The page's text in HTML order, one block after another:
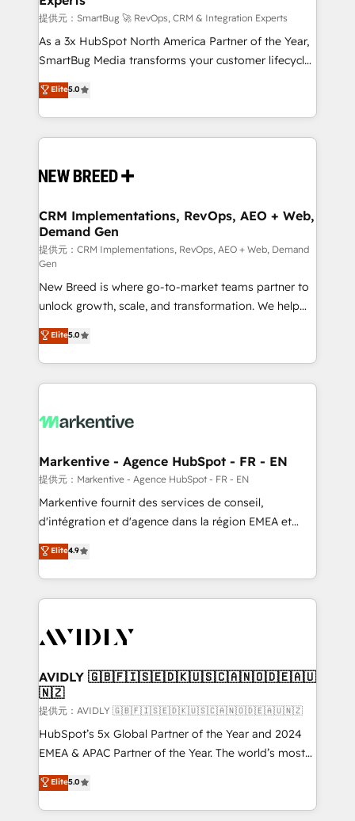
HubSpot導入・活用支援 顧客データの一元化から、
GTMの見える化・自動化まで。全Hub統合運用、デー
タ品質設計、グループ横断のCRM統合に対応します。
の一部をAIが自律実行する組織への移行を設計・実装。
Breeze・Claude等をHubSpotと連携させ、役割定義・
革を、構想から実装・定着までPMOとして主導。「設
の統合・浸透・変革管理を実行します。 ▸ CMS戦略設
計・構築：リード獲得・CVR・SEOを前提にした情報設
計・導線設計・テンプレート設計をContent Hubで一体
提供。 ▸ 既存CRM・MAからの移行支援：Salesforce・
Marketo・Pardot等からの移行、カスタム設計、履歴
データ移行と活用設計まで。 ▸ AEO対応：ChatGPT・
ンツとサイト構造を最適化。 🏆 なぜ100incを選ぶの
か？ ✓ HubSpot Eliteパートナー認定 ✓ HubSpotアワ
ード受賞・HUGリーダー ✓ ISO27001:2022 /
HubSpot大百科 出版 CRM・AI活用に関するご相談、現
せください。
提供元：SmartBug 🚀 RevOps, CRM & Integration Experts
As a 3x HubSpot North America Partner of the Year,
SmartBug Media transforms your customer lifecycle
into a revenue engine. Our unified ecosystem
includes specialized divisions Globalia (AI &
Software) and Point Success Media (Paid Media),
making this the official home for all three brands. 🔄
and system integrations powered by Globalia’s
trainers to drive platform adoption. 📈 Revenue
Generation - Full-funnel marketing and high-
performance advertising via Point Success Media. -
Expert deployment of Breeze AI and custom agents
to automate growth. 🏆 Elite Excellence - 8 platform
accreditations and deep HIPAA-compliance
expertise. - A team of 250+ experts dedicated to
your resilient growth.
Elite5.0
CRM Implementations, RevOps, AEO + Web,
Demand Gen
提供元：CRM Implementations, RevOps, AEO + Web, Demand
Gen
New Breed is where go-to-market teams partner to
unlock growth, scale, and transformation. We help
companies activate HubSpot’s AI-powered
customer platform and operationalize HubSpot’s
Loop Marketing framework through expert-led
services, smart agents, and purpose-built apps,
results, fast. ⚙️CRM & RevOps: Align all Hubs to your
🎯Demand Gen & ABM: Drive pipeline with inbound,
ABM, AEO, SEO, & paid media. 👩‍💻Web Design:
Build high-performing websites with UX, messaging,
& conversion strategy that drive results. 🤖AI
AI, & maximize AEO with tailored AI services. 🧩
Integrations: Extend HubSpot with custom
Elite5.0
Markentive - Agence HubSpot - FR - EN
提供元：Markentive - Agence HubSpot - FR - EN
Markentive fournit des services de conseil,
d'intégration et d'agence dans la région EMEA et
North America. Avec plus de 115 experts en
marketing automation, Growth, Revops, CRM et
webdesign. Markentive is both a consulting firm, a
digital agency and an integrator. With over 115
CRM and webdesign (We focus on EMEA - USA
Elite4.9
AVIDLY 🇬🇧🇫🇮🇸🇪🇩🇰🇺🇸🇨🇦🇳🇴🇩🇪🇦🇺
🇳🇿
提供元：AVIDLY 🇬🇧🇫🇮🇸🇪🇩🇰🇺🇸🇨🇦🇳🇴🇩🇪🇦🇺🇳🇿
HubSpot’s 5x Global Partner of the Year and 2024
EMEA & APAC Partner of the Year. The world’s most
experienced and fully accredited HubSpot Solutions
Partner. 🚀 With 2,750+ HubSpot projects delivered
and 370+ specialists across EMEA, APAC and NAM,
Elite5.0